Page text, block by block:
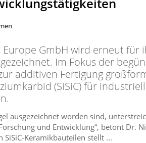
Europe GmbH wird erneut für
Im Fokus der
additiven Fertigung
(SiSiC) für
ausgezeichnet worden sind,
und Entwicklung“, betont Dr.
SiSiC-Keramikbauteilen stellt ...